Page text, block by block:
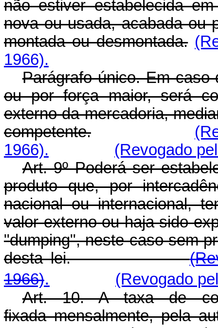
não estiver estabelecida
nova ou usada, acabada ou
montada ou desmontada.
1966).
Parágrafo único. Em
ou por força maior, será
externo da mercadoria,
competente.
1966).
(Revogado
Art. 9º Poderá ser
produto que, por
nacional ou internacional,
valor externo ou haja sido
"dumping", neste caso sem
desta lei.
1966).
(Revogado
Art. 10. A taxa de
fixada mensalmente, pela